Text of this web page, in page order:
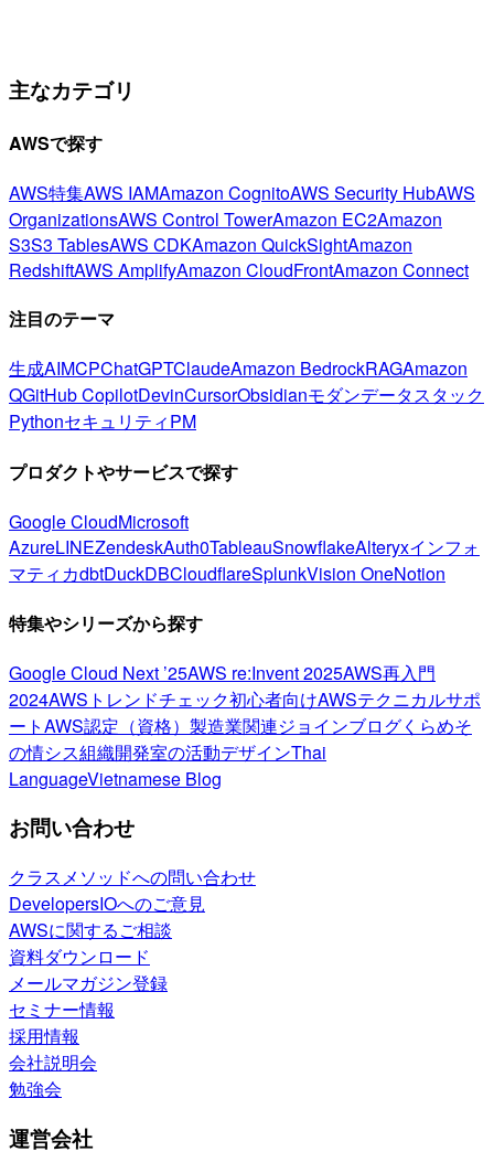
主なカテゴリ
AWSで探す
AWS特集AWS IAMAmazon CognitoAWS Security HubAWS
OrganizationsAWS Control TowerAmazon EC2Amazon
S3S3 TablesAWS CDKAmazon QuickSightAmazon
RedshiftAWS AmplifyAmazon CloudFrontAmazon Connect
注目のテーマ
生成AIMCPChatGPTClaudeAmazon BedrockRAGAmazon
QGitHub CopilotDevinCursorObsidianモダンデータスタック
PythonセキュリティPM
プロダクトやサービスで探す
Google CloudMicrosoft
AzureLINEZendeskAuth0TableauSnowflakeAlteryxインフォ
マティカdbtDuckDBCloudflareSplunkVision OneNotion
特集やシリーズから探す
Google Cloud Next ’25AWS re:Invent 2025AWS再入門
2024AWSトレンドチェック初心者向けAWSテクニカルサポ
ートAWS認定（資格） 製造業関連ジョインブログくらめそ
の情シス組織開発室の活動デザインThai
LanguageVietnamese Blog
お問い合わせ
クラスメソッドへの問い合わせ
DevelopersIOへのご意見
AWSに関するご相談
資料ダウンロード
メールマガジン登録
セミナー情報
採用情報
会社説明会
勉強会
運営会社